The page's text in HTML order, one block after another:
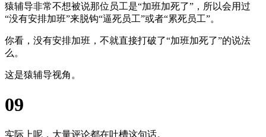
猿辅导非常不想被说那位员工是“加班加死了”，所以会用过
“没有安排加班”来脱钩“逼死员工”或者“累死员工”。
你看，没有安排加班，不就直接打破了“加班加死了”的说法
么。
这是猿辅导视角。
09
实际上呢，大量评论都在吐槽这句话。